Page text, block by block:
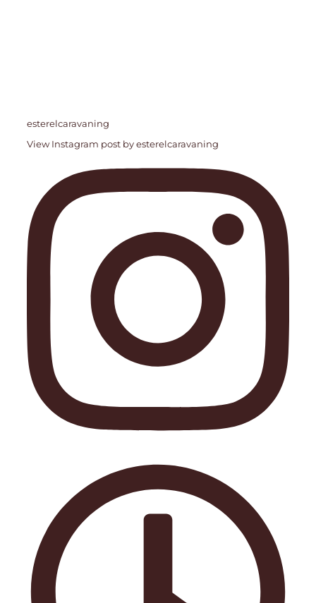
esterelcaravaning
View Instagram post by esterelcaravaning